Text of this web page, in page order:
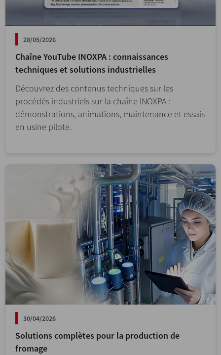
28/05/2026
Chaîne YouTube INOXPA : connaissances
techniques et solutions industrielles
Découvrez des contenus techniques sur les
procédés industriels sur la chaîne INOXPA :
démonstrations, animations, maintenance et essais
en usine pilote.
30/04/2026
Solutions complètes pour la production de
fromage